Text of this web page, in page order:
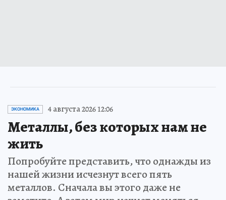
ЭКОНОМИКА 4 августа 2026 12:06
Металлы, без которых нам не
жить
Попробуйте представить, что однажды из
нашей жизни исчезнут всего пять
металлов. Сначала вы этого даже не